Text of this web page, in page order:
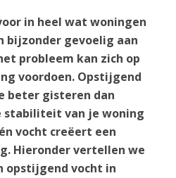
in heel wat woningen
bijzonder gevoelig aan
probleem kan zich op
voordoen. Opstijgend
beter gisteren dan
stabiliteit van je woning
vocht creëert een
Hieronder vertellen we
opstijgend vocht in